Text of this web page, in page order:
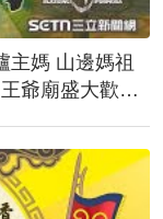
主媽 山邊媽祖
爺廟盛大歡